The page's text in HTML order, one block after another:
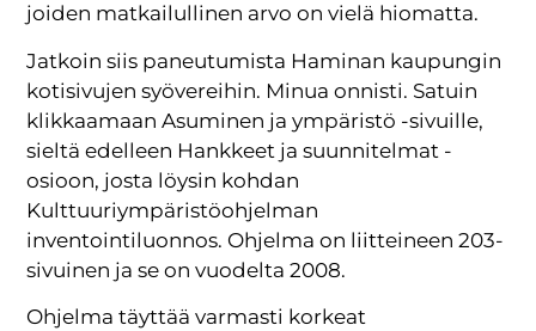
joiden matkailullinen arvo on vielä hiomatta.
Jatkoin siis paneutumista Haminan kaupungin
kotisivujen syövereihin. Minua onnisti. Satuin
klikkaamaan Asuminen ja ympäristö -sivuille,
sieltä edelleen Hankkeet ja suunnitelmat -
osioon, josta löysin kohdan
Kulttuuriympäristöohjelman
inventointiluonnos. Ohjelma on liitteineen 203-
sivuinen ja se on vuodelta 2008.
Ohjelma täyttää varmasti korkeat